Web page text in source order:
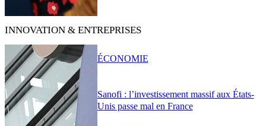
INNOVATION & ENTREPRISES
Sanofi : l’investissement massif aux États-
Unis passe mal en France
ÉCONOMIE